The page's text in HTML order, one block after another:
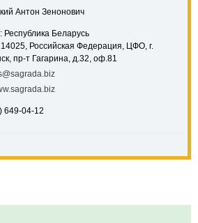
Антон Зенонович
Республика Беларусь
Российская Федерация, ЦФО, г.
пр-т Гагарина, д.32, оф.81
649-04-12